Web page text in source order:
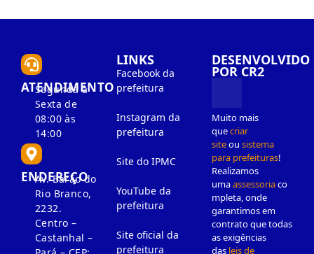
ATENDIMENTO
Segunda à
Sexta de
08:00 às
14:00
ENDEREÇO
Av. Barão do
Rio Branco,
2232.
Centro –
Castanhal –
LINKS
Facebook da
prefeitura
Instagram da
prefeitura
Site do IPMC
YouTube da
prefeitura
Site oficial da
prefeitura
DESENVOLVIDO
POR CR2
Muito mais
quecriar
siteou sistema
para prefeituras!
Realizamos
umaassessoriaco
mpleta, onde
garantimos em
contrato que todas
as exigências
das leis de